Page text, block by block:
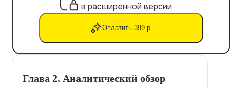
в расширенной версии
Оплатить 399 р.
Глава 2. Аналитический обзор